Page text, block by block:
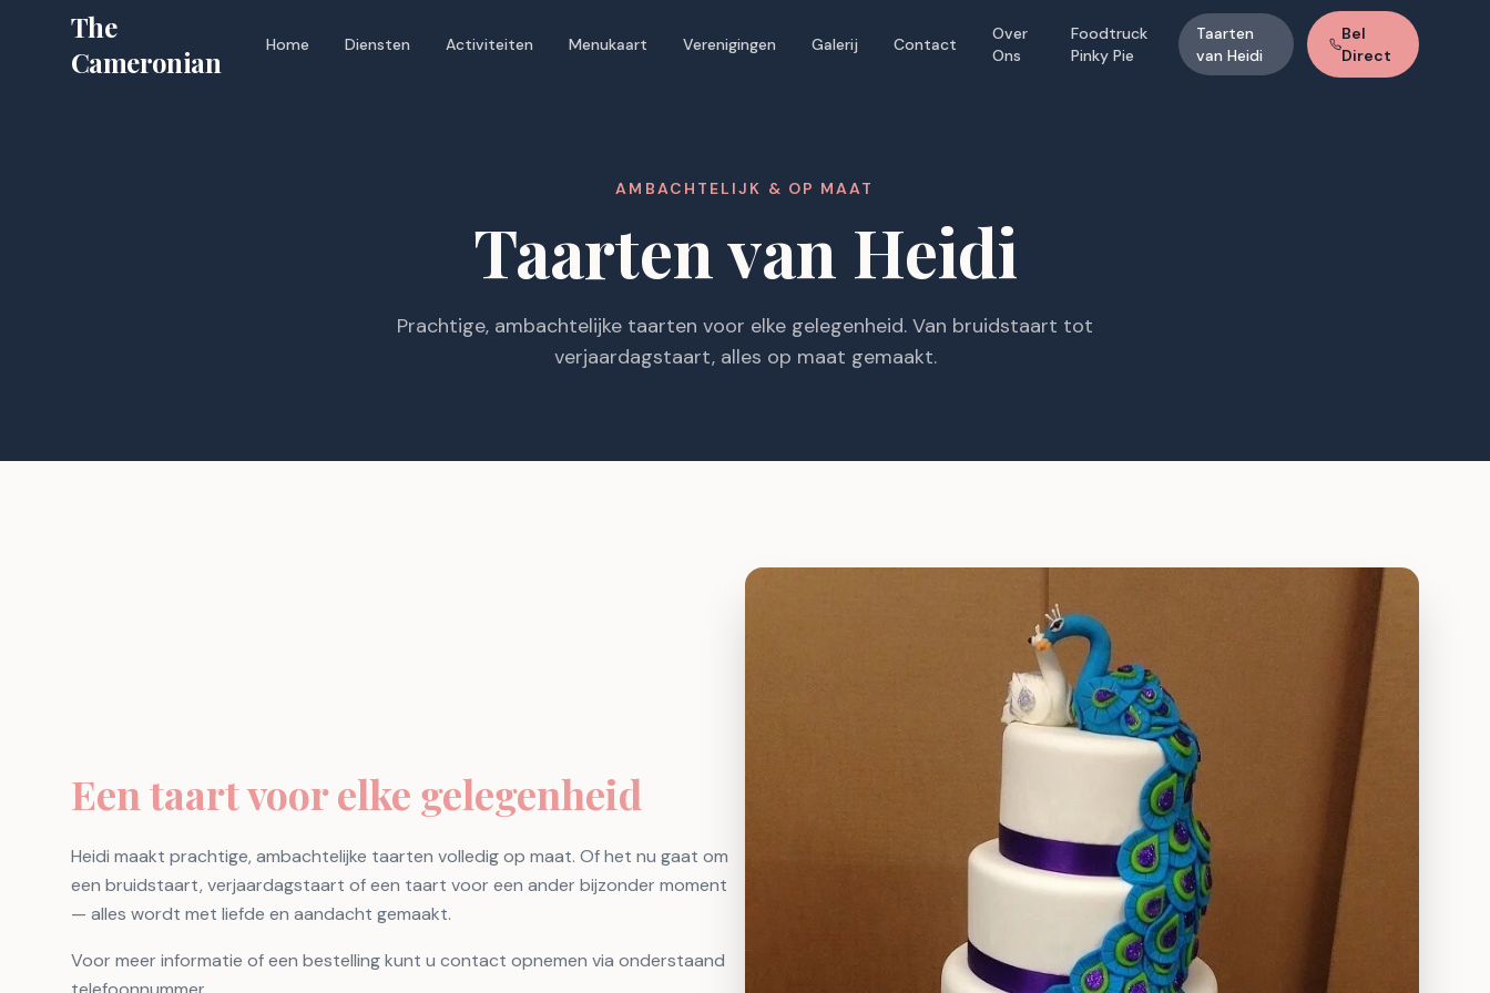
The
Cameronian
Home Diensten Activiteiten Menukaart Verenigingen Galerij Contact
Over
Ons
Foodtruck
Pinky Pie
Taarten
van Heidi
Bel
Direct
AMBACHTELIJK & OP MAAT
Taarten van Heidi
Prachtige, ambachtelijke taarten voor elke gelegenheid. Van bruidstaart tot
verjaardagstaart, alles op maat gemaakt.
Een taart voor elke gelegenheid
Heidi maakt prachtige, ambachtelijke taarten volledig op maat. Of het nu gaat om
een bruidstaart, verjaardagstaart of een taart voor een ander bijzonder moment
— alles wordt met liefde en aandacht gemaakt.
Voor meer informatie of een bestelling kunt u contact opnemen via onderstaand